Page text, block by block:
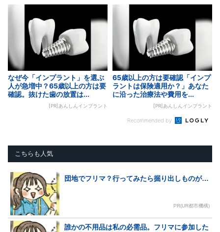
なぜ今「インプラント」を選ぶ
人が急増中？65歳以上の方は要
確認。抜けた歯の放置は...
[PR]あんしんインプラント
65歳以上の方は要確認「インプ
ラントは保険適用か？」あなた
に沿った治療法や費用を...
[PR]あんしんインプラント
Recommended by
こちらも人気
団地でフリマ？行ってみたら掘り出しものが…
PR(UR都市機構)
誰かの不用品は私の必需品。フリマに参加した